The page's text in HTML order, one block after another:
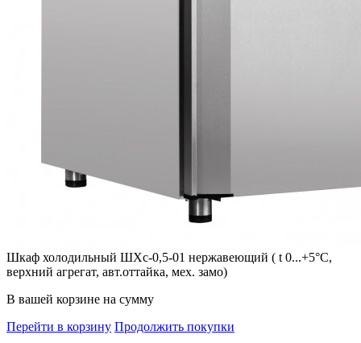
Шкаф холодильный ШХс-0,5-01 нержавеющий ( t 0...+5°С,
верхний агрегат, авт.оттайка, мех. замо)
В вашей корзине на сумму
Перейти в корзину Продолжить покупки